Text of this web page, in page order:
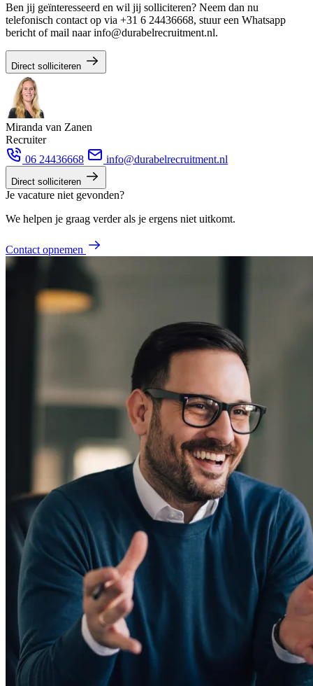
Ben jij geïnteresseerd en wil jij solliciteren? Neem dan nu
telefonisch contact op via +31 6 24436668, stuur een Whatsapp
bericht of mail naar info@durabelrecruitment.nl.
Direct solliciteren
Miranda van Zanen
Recruiter
06 24436668
info@durabelrecruitment.nl
Direct solliciteren
Je vacature niet gevonden?
We helpen je graag verder als je ergens niet uitkomt.
Contact opnemen